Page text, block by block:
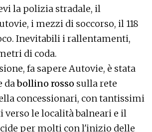
la polizia stradale, il
i mezzi di soccorso, il 118
Inevitabili i rallentamenti,
di coda.
fa sapere Autovie, è stata
dabollino rosso sulla rete
concessionari, con tantissimi
verso le località balneari e il
per molti con l'inizio delle